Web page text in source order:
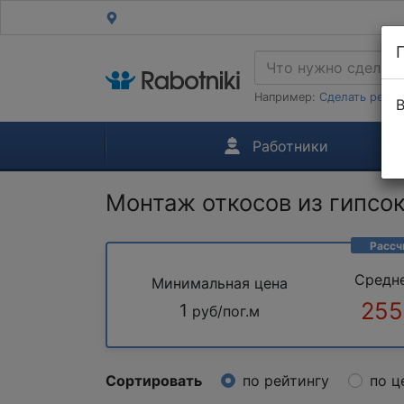
Например: Сделать
Работники
Монтаж откосов из
Минимальная цена
1 руб/пог.м
Сортировать по рейтингу по